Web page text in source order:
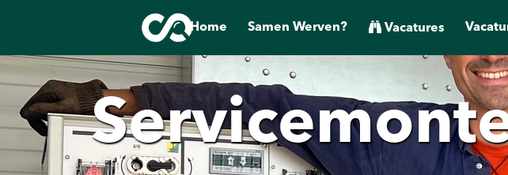
Home Samen Werven? Vacatures